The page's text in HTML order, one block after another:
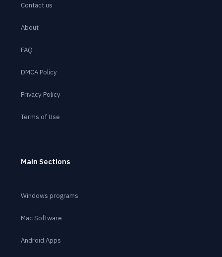
Contact us
About
FAQ
DMCA Policy
Privacy Policy
Terms of Use
Main Sections
Windows programs
Mac Software
Android Apps